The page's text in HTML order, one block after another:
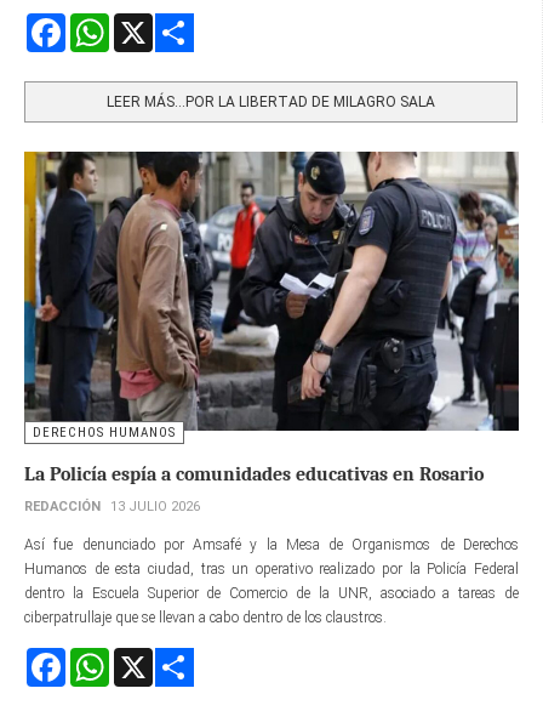
FacebookWhatsApp
LEER MÁS…POR LA LIBERTAD DE MILAGRO SALA
DERECHOS HUMANOS
La Policía espía a comunidades educativas en Rosario
REDACCIÓN 13 JULIO 2026
Así fue denunciado por Amsafé y la Mesa de Organismos de Derechos
Humanos de esta ciudad, tras un operativo realizado por la Policía Federal
dentro la Escuela Superior de Comercio de la UNR, asociado a tareas de
ciberpatrullaje que se llevan a cabo dentro de los claustros.
FacebookWhatsApp